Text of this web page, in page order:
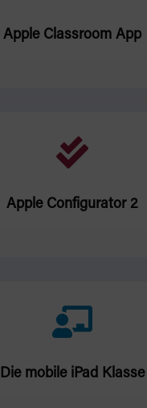
Apple Classroom App

Apple Configurator 2

Die mobile iPad Klasse